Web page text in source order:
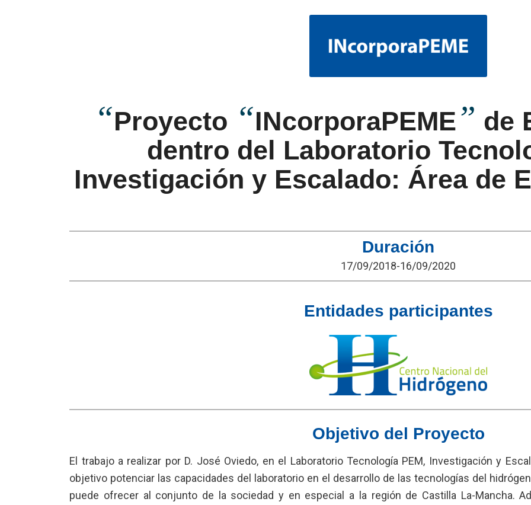
“Proyecto “INcorporaPEME” de
dentro del Laboratorio
Investigación y Escalado: Área de
Duración
17/09/2018-16/09/2020
Entidades participantes
Objetivo del Proyecto
El trabajo a realizar por D. José Oviedo, en el Laboratorio Tecnología PEM, Investigación y
objetivo potenciar las capacidades del laboratorio en el desarrollo de las tecnologías del
puede ofrecer al conjunto de la sociedad y en especial a la región de Castilla La-Mancha.